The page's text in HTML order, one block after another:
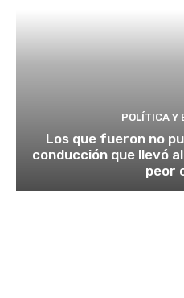
POLÍTICA Y
Los que fueron no
conducción que llevó
peor